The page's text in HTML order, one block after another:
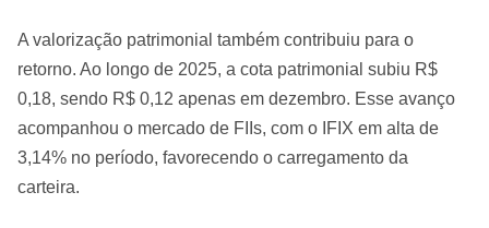
A valorização patrimonial também contribuiu para o
retorno. Ao longo de 2025, a cota patrimonial subiu R$
0,18, sendo R$ 0,12 apenas em dezembro. Esse avanço
acompanhou o mercado de FIIs, com o IFIX em alta de
3,14% no período, favorecendo o carregamento da
carteira.